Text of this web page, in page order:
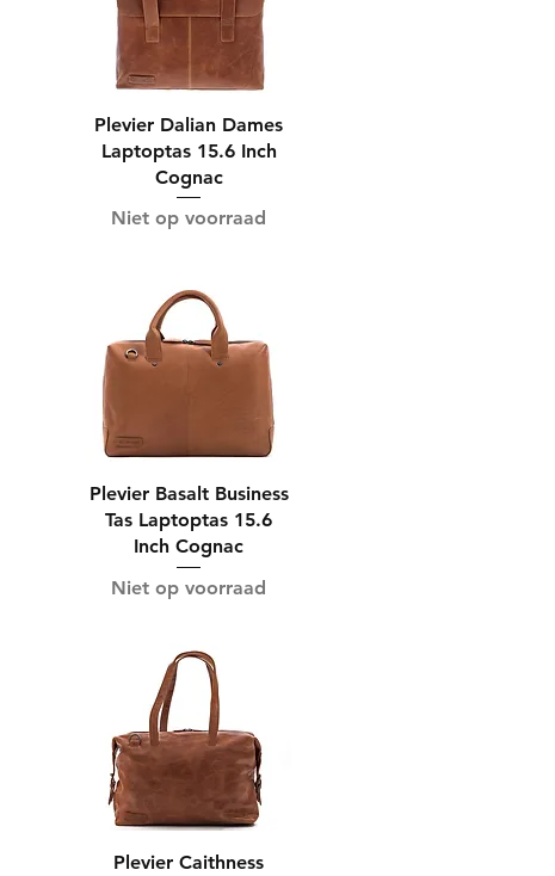
Plevier Dalian Dames
Laptoptas 15.6 Inch
Cognac
Niet op voorraad
Plevier Basalt Business
Tas Laptoptas 15.6
Inch Cognac
Niet op voorraad
Plevier Caithness